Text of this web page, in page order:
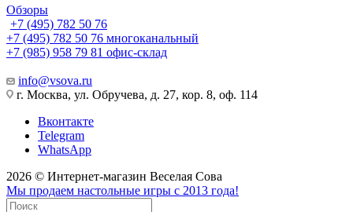
Обзоры
+7 (495) 782 50 76
+7 (495) 782 50 76 многоканальный
+7 (985) 958 79 81 офис-склад
info@vsova.ru
г. Москва, ул. Обручева, д. 27, кор. 8, оф. 114
Вконтакте
Telegram
WhatsApp
2026 © Интернет-магазин Веселая Сова
Мы продаем настольные игры с 2013 года!